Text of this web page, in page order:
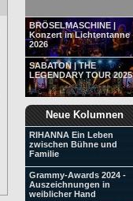
BRÖSELMASCHINE |
Konzert in Lichtentanne
2026
SABATON | THE
LEGENDARY TOUR 2025
Neue Kolumnen
RIHANNA Ein Leben
zwischen Bühne und
Familie
Grammy-Awards 2024 -
Auszeichnungen in
weiblicher Hand